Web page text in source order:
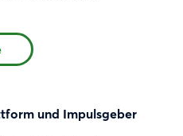
und Impulsgeber